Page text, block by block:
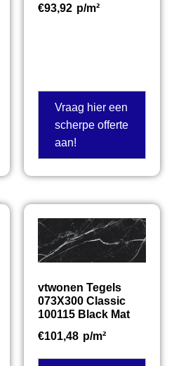
€93,92 p/m²
Vraag hier een
scherpe offerte
aan!
vtwonen Tegels
073X300 Classic
100115 Black Mat
€101,48 p/m²